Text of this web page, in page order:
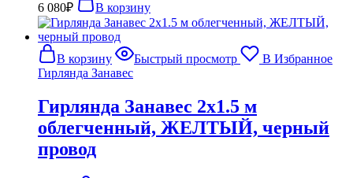
6 080₽ В корзину
В корзину Быстрый просмотр
В Избранное
Гирлянда Занавес
Гирлянда Занавес 2х1.5 м
облегченный, ЖЕЛТЫЙ, черный
провод